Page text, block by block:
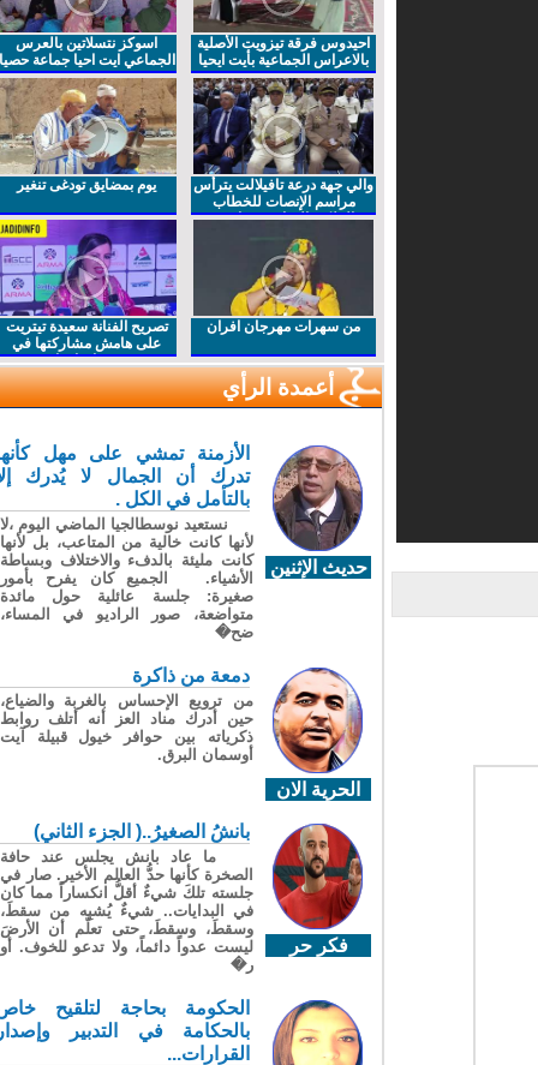
احيدوس فرقة تيزويت الأصلية
بالاعراس الجماعية بأيت ايحيا
اسوكز نتسلاتين بالعرس
الجماعي ايت احيا جماعة حصيا
والي جهة درعة تافيلالت يترأس
مراسم الإنصات للخطاب
الملكي السامي بمناسبة
يوم بمضايق تودغى تنغير
من سهرات مهرجان افران
تصريح الفنانة سعيدة تيتريت
على هامش مشاركتها في
مهرجان افران
أعمدة الرأي
حديث الإثنين
الأزمنة تمشي على مهل كأنها
تدرك أن الجمال لا يُدرك إلا
بالتأمل في الكل .
نستعيد نوسطالجيا الماضي اليوم ،لا
لأنها كانت خالية من المتاعب، بل لأنها
كانت مليئة بالدفء والاختلاف وبساطة
الأشياء. الجميع كان يفرح بأمور
صغيرة: جلسة عائلية حول مائدة
متواضعة، صور الراديو في المساء،
ضح�
الحرية الان
دمعة من ذاكرة
من ترويع الإحساس بالغربة والضياع،
حين أدرك مناد العز أنه أتلف روابط
ذكرياته بين حوافر خيول قبيلة آيت
أوسمان البرق.
فكر حر
بانشُ الصغيرُ..( الجزء الثاني)
ما عاد بانش يجلس عند حافة
الصخرة كأنها حدُّ العالم الأخير. صار في
جلسته تلكَ شيءٌ أقلُّ انكساراً مما كان
في البدايات.. شيءٌ يُشبِه من سقطَ،
وسقطَ، وسقطَ، حتى تعلّم أن الأرضَ
ليست عدواً دائماً، ولا تدعو للخوف. أو
ر�
الحكومة بحاجة لتلقيح خاص
بالحكامة في التدبير وإصدار
القرارات...